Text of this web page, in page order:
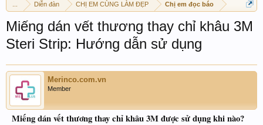
Diễn đàn CHỊ EM CÙNG LÀM ĐẸP Chị em đọc báo
Miếng dán vết thương thay chỉ khâu 3M
Steri Strip: Hướng dẫn sử dụng
Merinco.com.vn
Member
Miếng dán vết thương thay chỉ khâu 3M được sử dụng khi nào?